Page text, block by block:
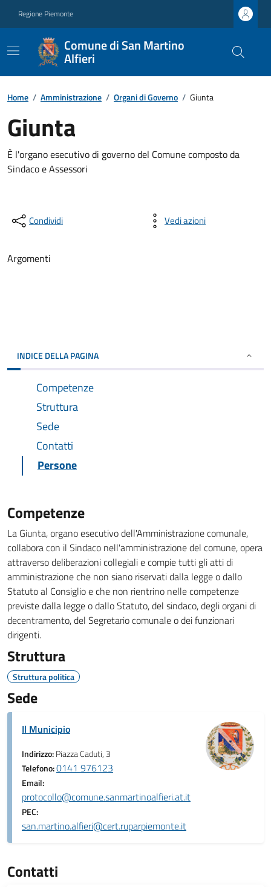
Regione Piemonte
Comune di San Martino
Alfieri
Home / Amministrazione / Organi di Governo / Giunta
Giunta
È l'organo esecutivo di governo del Comune composto da
Sindaco e Assessori
Condividi Vedi azioni
Argomenti
INDICE DELLA PAGINA
Competenze
Struttura
Sede
Contatti
Persone
Competenze
La Giunta, organo esecutivo dell'Amministrazione comunale,
collabora con il Sindaco nell'amministrazione del comune, opera
attraverso deliberazioni collegiali e compie tutti gli atti di
amministrazione che non siano riservati dalla legge o dallo
Statuto al Consiglio e che non rientrino nelle competenze
previste dalla legge o dallo Statuto, del sindaco, degli organi di
decentramento, del Segretario comunale o dei funzionari
dirigenti.
Struttura
Struttura politica
Sede
Il Municipio
Indirizzo:Piazza Caduti, 3
Telefono:0141 976123
Email:
protocollo@comune.sanmartinoalfieri.at.it
PEC:
san.martino.alfieri@cert.ruparpiemonte.it
Contatti